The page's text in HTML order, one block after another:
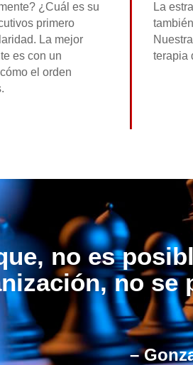
¿Cuál es su
primero
La mejor
es con un
el orden
La
terapia
no es
no
–